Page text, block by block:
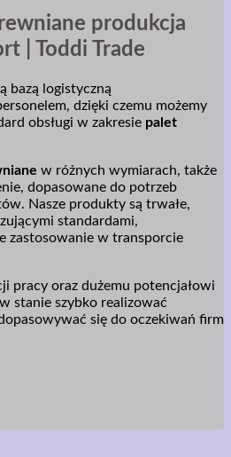
produkcja
| Toddi Trade
bazą logistyczną
dzięki czemu możemy
obsługi w zakresie palet
w różnych wymiarach, także
dopasowane do potrzeb
Nasze produkty są trwałe,
standardami,
zastosowanie w transporcie
pracy oraz dużemu potencjałowi
stanie szybko realizować
się do oczekiwań firm